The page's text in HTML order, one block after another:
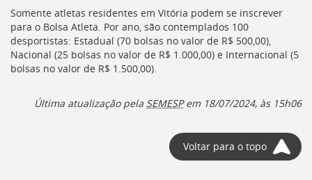
Somente atletas residentes em Vitória podem se inscrever
para o Bolsa Atleta. Por ano, são contemplados 100
desportistas: Estadual (70 bolsas no valor de R$ 500,00),
Nacional (25 bolsas no valor de R$ 1.000,00) e Internacional (5
bolsas no valor de R$ 1.500,00).
Última atualização pela SEMESPem 18/07/2024, às 15h06
Voltar para o topo